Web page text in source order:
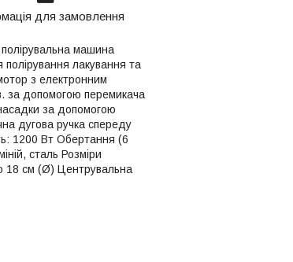
для замовлення
машина
лакування та
з електронним
за допомогою перемикача
за допомогою
дугова ручка спереду
1200 Вт Обертання (6
сталь Розміри
18 см (Ø) Центрувальна